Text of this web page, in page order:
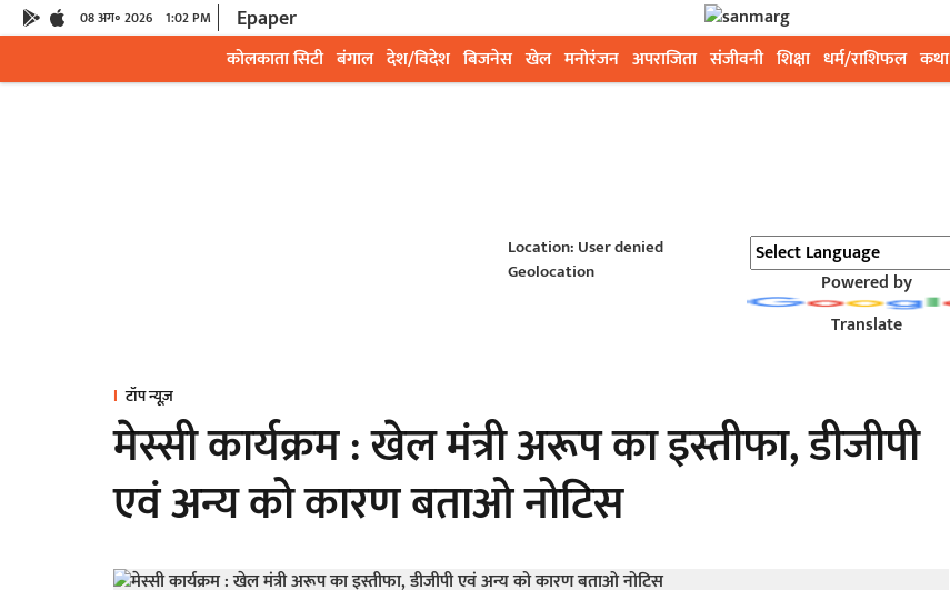
08 अग॰ 2026 1:02 PM Epaper
कोलकाता सिटी बंगाल देश/विदेश बिजनेस खेल मनोरंजन अपराजिता संजीवनी शिक्षा धर्म/राशिफल कथा
Location: User denied
Geolocation
Powered by
Translate
टॉप न्यूज़
मेस्सी कार्यक्रम : खेल मंत्री अरूप का इस्तीफा, डीजीपी
एवं अन्य को कारण बताओ नोटिस